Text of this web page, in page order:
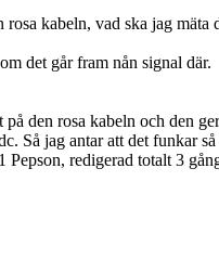
rosa kabeln, vad ska jag mäta
det går fram nån signal där.
den rosa kabeln och den
Så jag antar att det funkar
Pepson, redigerad totalt 3